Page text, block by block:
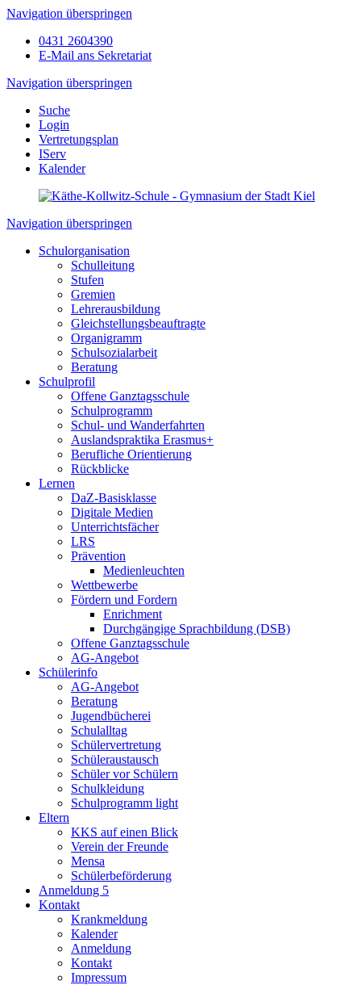
Navigation überspringen
0431 2604390
E-Mail ans Sekretariat
Navigation überspringen
Suche
Login
Vertretungsplan
IServ
Kalender
Navigation überspringen
Schulorganisation
Schulleitung
Stufen
Gremien
Lehrerausbildung
Gleichstellungsbeauftragte
Organigramm
Schulsozialarbeit
Beratung
Schulprofil
Offene Ganztagsschule
Schulprogramm
Schul- und Wanderfahrten
Auslandspraktika Erasmus+
Berufliche Orientierung
Rückblicke
Lernen
DaZ-Basisklasse
Digitale Medien
Unterrichtsfächer
LRS
Prävention
Medienleuchten
Wettbewerbe
Fördern und Fordern
Enrichment
Durchgängige Sprachbildung (DSB)
Offene Ganztagsschule
AG-Angebot
Schülerinfo
AG-Angebot
Beratung
Jugendbücherei
Schulalltag
Schülervertretung
Schüleraustausch
Schüler vor Schülern
Schulkleidung
Schulprogramm light
Eltern
KKS auf einen Blick
Verein der Freunde
Mensa
Schülerbeförderung
Anmeldung 5
Kontakt
Krankmeldung
Kalender
Anmeldung
Kontakt
Impressum